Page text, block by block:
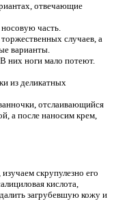
отвечающие
часть.
случаев, а
варианты.
них ноги мало потеют.
из деликатных
отслаивающийся
а после наносим крем,
скрупулезно его
кислота,
загрубевшую кожу и